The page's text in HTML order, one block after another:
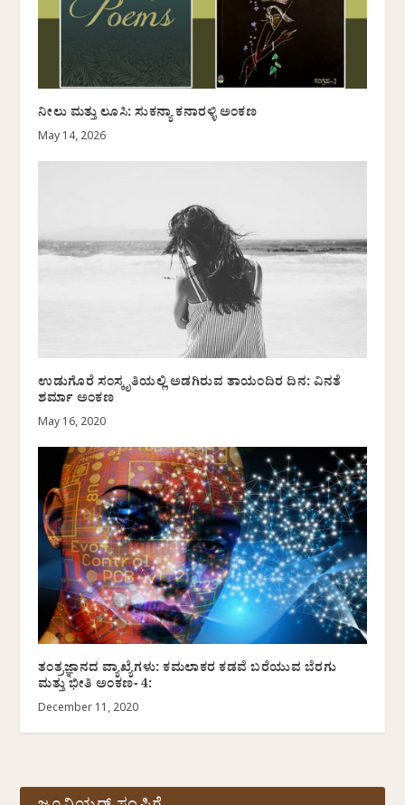
ನೀಲು ಮತ್ತು ಲೂಸಿ: ಸುಕನ್ಯಾ ಕನಾರಳ್ಳಿ ಅಂಕಣ
May 14, 2026
ಉಡುಗೊರೆ ಸಂಸ್ಕೃತಿಯಲ್ಲಿ ಅಡಗಿರುವ ತಾಯಂದಿರ ದಿನ: ವಿನತೆ
ಶರ್ಮಾ ಅಂಕಣ
May 16, 2020
ತಂತ್ರಜ್ಞಾನದ ವ್ಯಾಖ್ಯೆಗಳು: ಕಮಲಾಕರ ಕಡವೆ ಬರೆಯುವ ಬೆರಗು
ಮತ್ತು ಭೀತಿ ಅಂಕಣ- 4:
December 11, 2020